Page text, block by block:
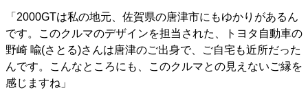
「2000GTは私の地元、佐賀県の唐津市にもゆかりがあるん
です。このクルマのデザインを担当された、トヨタ自動車の
野崎 喩(さとる)さんは唐津のご出身で、ご自宅も近所だった
んです。こんなところにも、このクルマとの見えないご縁を
感じますね」